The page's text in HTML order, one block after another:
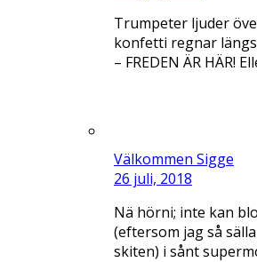
Trumpeter ljuder
konfetti regnar
– FREDEN ÄR HÄR!
Välkommen Sigge
26 juli, 2018
Nä hörni; inte kan
(eftersom jag så
skiten) i sånt